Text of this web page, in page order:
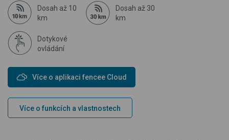
Dosah až 10
km
Dosah až 30
km
Dotykové
ovládání
Více o aplikaci fencee Cloud
Více o funkcích a vlastnostech